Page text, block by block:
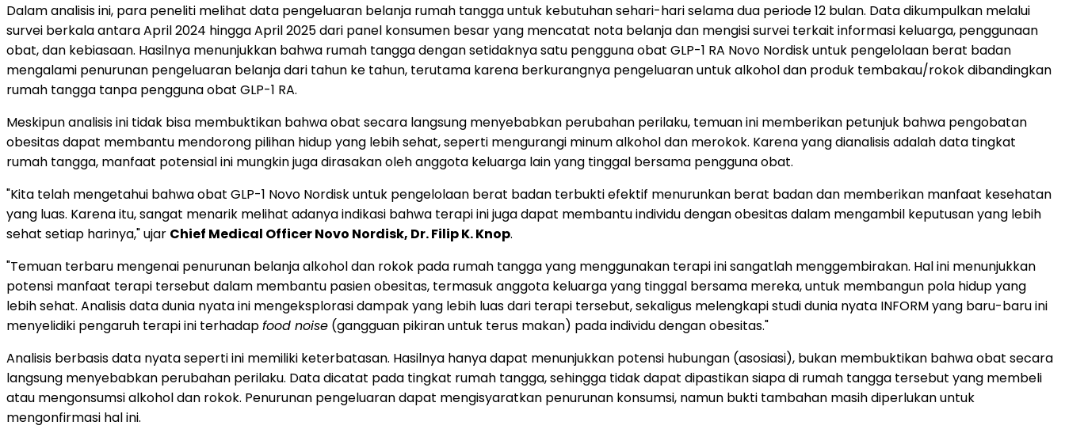
Dalam analisis ini, para peneliti melihat data pengeluaran belanja rumah tangga untuk kebutuhan sehari-hari selama dua periode 12 bulan. Data dikumpulkan melalui
survei berkala antara April 2024 hingga April 2025 dari panel konsumen besar yang mencatat nota belanja dan mengisi survei terkait informasi keluarga, penggunaan
obat, dan kebiasaan. Hasilnya menunjukkan bahwa rumah tangga dengan setidaknya satu pengguna obat GLP-1 RA Novo Nordisk untuk pengelolaan berat badan
mengalami penurunan pengeluaran belanja dari tahun ke tahun, terutama karena berkurangnya pengeluaran untuk alkohol dan produk tembakau/rokok dibandingkan
rumah tangga tanpa pengguna obat GLP-1 RA.
Meskipun analisis ini tidak bisa membuktikan bahwa obat secara langsung menyebabkan perubahan perilaku, temuan ini memberikan petunjuk bahwa pengobatan
obesitas dapat membantu mendorong pilihan hidup yang lebih sehat, seperti mengurangi minum alkohol dan merokok. Karena yang dianalisis adalah data tingkat
rumah tangga, manfaat potensial ini mungkin juga dirasakan oleh anggota keluarga lain yang tinggal bersama pengguna obat.
"Kita telah mengetahui bahwa obat GLP-1 Novo Nordisk untuk pengelolaan berat badan terbukti efektif menurunkan berat badan dan memberikan manfaat kesehatan
yang luas. Karena itu, sangat menarik melihat adanya indikasi bahwa terapi ini juga dapat membantu individu dengan obesitas dalam mengambil keputusan yang lebih
sehat setiap harinya," ujar Chief Medical Officer Novo Nordisk, Dr. Filip K. Knop.
"Temuan terbaru mengenai penurunan belanja alkohol dan rokok pada rumah tangga yang menggunakan terapi ini sangatlah menggembirakan. Hal ini menunjukkan
potensi manfaat terapi tersebut dalam membantu pasien obesitas, termasuk anggota keluarga yang tinggal bersama mereka, untuk membangun pola hidup yang
lebih sehat. Analisis data dunia nyata ini mengeksplorasi dampak yang lebih luas dari terapi tersebut, sekaligus melengkapi studi dunia nyata INFORM yang baru-baru ini
menyelidiki pengaruh terapi ini terhadapfood noise (gangguan pikiran untuk terus makan) pada individu dengan obesitas."
Analisis berbasis data nyata seperti ini memiliki keterbatasan. Hasilnya hanya dapat menunjukkan potensi hubungan (asosiasi), bukan membuktikan bahwa obat secara
langsung menyebabkan perubahan perilaku. Data dicatat pada tingkat rumah tangga, sehingga tidak dapat dipastikan siapa di rumah tangga tersebut yang membeli
atau mengonsumsi alkohol dan rokok. Penurunan pengeluaran dapat mengisyaratkan penurunan konsumsi, namun bukti tambahan masih diperlukan untuk
mengonfirmasi hal ini.